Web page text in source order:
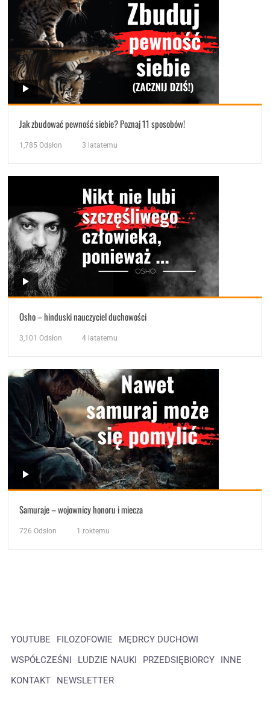
Jak zbudować pewność siebie? Poznaj 11 sposobów!
1,785 Odsłon 3 latatemu
Osho – hinduski nauczyciel duchowości
3,101 Odsłon 4 latatemu
Samuraje – wojownicy honoru i miecza
726 Odsłon 1 roktemu
YOUTUBE FILOZOFOWIE
MĘDRCY DUCHOWI
WSPÓŁCZEŚNI
LUDZIE NAUKI PRZEDSIĘBIORCY
INNE
KONTAKT
NEWSLETTER